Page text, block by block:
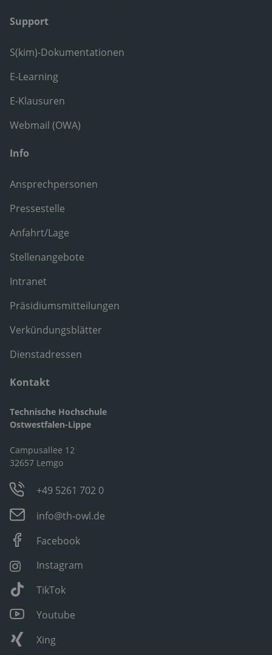
Support
S(kim)-Dokumentationen
E-Learning
E-Klausuren
Webmail (OWA)
Info
Ansprechpersonen
Pressestelle
Anfahrt/Lage
Stellenangebote
Intranet
Präsidiumsmitteilungen
Verkündungsblätter
Dienstadressen
Kontakt
Technische Hochschule
Ostwestfalen-Lippe
Campusallee 12
32657 Lemgo
+49 5261 702 0
info@th-owl.de
Facebook
Instagram
TikTok
Youtube
Xing